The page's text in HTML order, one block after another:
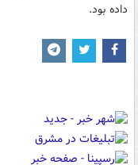
داده بود.